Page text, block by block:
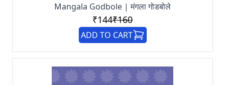
Mangala Godbole | मंगला गोडबोले
₹144₹160
ADD TO CART